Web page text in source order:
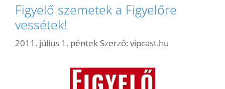
Figyelő szemetek a Figyelőre
vessétek!
2011. július 1. péntek Szerző: vipcast.hu